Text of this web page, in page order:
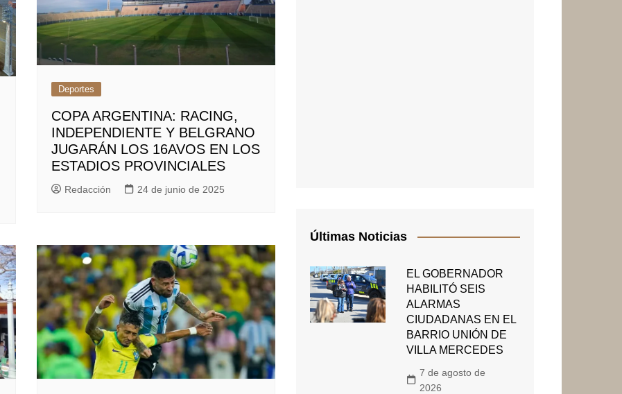
Deportes
COPA ARGENTINA: RACING,
INDEPENDIENTE Y BELGRANO
JUGARÁN LOS 16AVOS EN LOS
ESTADIOS PROVINCIALES
Redacción 24 de junio de 2025
Últimas Noticias
EL GOBERNADOR
HABILITÓ SEIS
ALARMAS
CIUDADANAS EN EL
BARRIO UNIÓN DE
VILLA MERCEDES
7 de agosto de
2026